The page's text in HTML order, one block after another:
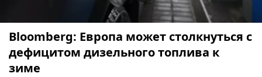
Bloomberg: Европа может столкнуться с
дефицитом дизельного топлива к
зиме